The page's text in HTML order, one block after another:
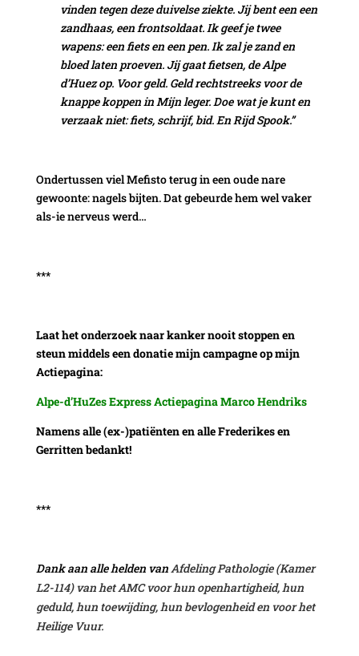
vinden tegen deze duivelse ziekte. Jij bent een een
zandhaas, een frontsoldaat. Ik geef je twee
wapens: een fiets en een pen. Ik zal je zand en
bloed laten proeven. Jij gaat fietsen, de Alpe
d’Huez op. Voor geld. Geld rechtstreeks voor de
knappe koppen in Mijn leger. Doe wat je kunt en
verzaak niet: fiets, schrijf, bid. En Rijd Spook.”
Ondertussen viel Mefisto terug in een oude nare
gewoonte: nagels bijten. Dat gebeurde hem wel vaker
als-ie nerveus werd…
***
Laat het onderzoek naar kanker nooit stoppen en
steun middels een donatie mijn campagne op mijn
Actiepagina:
Alpe-d’HuZes Express Actiepagina Marco Hendriks
Namens alle (ex-)patiënten en alle Frederikes en
Gerritten bedankt!
***
Dank aan alle helden van Afdeling Pathologie (Kamer
L2-114) van het AMC voor hun openhartigheid, hun
geduld, hun toewijding, hun bevlogenheid en voor het
Heilige Vuur.